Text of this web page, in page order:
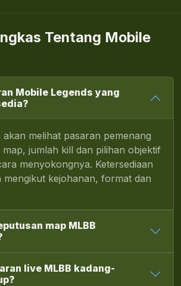
Tentang Mobile
Mobile Legends yang
akan melihat pasaran pemenang
jumlah kill dan pilihan objektif
menyokongnya. Ketersediaan
kejohanan, format dan
map MLBB
live MLBB kadang-